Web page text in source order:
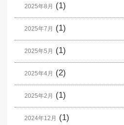
2025年8月 (1)
2025年7月 (1)
2025年5月 (1)
2025年4月 (2)
2025年2月 (1)
2024年12月 (1)